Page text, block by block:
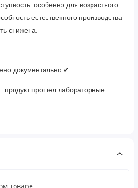
особенно для возрастного
естественного производства
снижена.
документально ✔
продукт прошел лабораторные
товаре.